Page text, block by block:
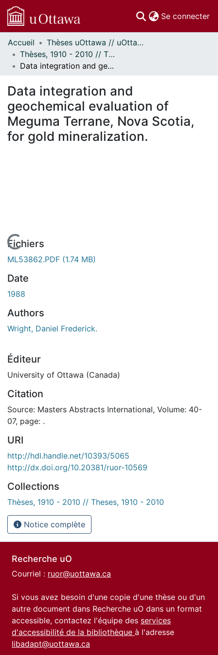
Se connecter
Communautés
et collections
Parcourir
À propos
Accueil
Thèses uOttawa // uOttawa Theses
Thèses, 1910 - 2010 // Theses, 1910 - 2010
Data integration and geochemical evaluation of Meguma Terrane, Nova Scotia, for gold mineralization.
Data integration and
geochemical evaluation of
Meguma Terrane, Nova Scotia,
for gold mineralization.
En cours de chargement...
Fichiers
ML53862.PDF (1.74 MB)
Date
1988
Authors
Wright, Daniel Frederick.
Éditeur
University of Ottawa (Canada)
Citation
Source: Masters Abstracts International, Volume: 40-
07, page: .
URI
http://hdl.handle.net/10393/5065
http://dx.doi.org/10.20381/ruor-10569
Collections
Thèses, 1910 - 2010 // Theses, 1910 - 2010
Notice complète
Recherche uO
Courriel : ruor@uottawa.ca
Si vous avez besoin d'une copie d'une thèse ou d'un
autre document dans Recherche uO dans un format
accessible, contactez l'équipe des services
d'accessibilité de la bibliothèque à l'adresse
libadapt@uottawa.ca